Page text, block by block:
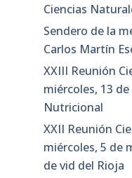
Ciencias
Sendero de la
Carlos Martín
XXIII Reunión
miércoles, 13
Nutricional
XXII Reunión
miércoles, 5 de
de vid del Rioja